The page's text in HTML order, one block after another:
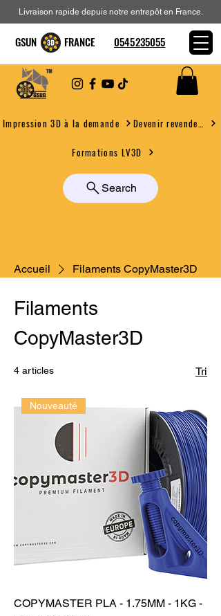
Impression 3D à la demande
Formations LV3D
Search
Livraison rapide depuis notre entrepôt en France.
GSUN FRANCE 0545235055
Accueil Filaments CopyMaster3D
Filaments
CopyMaster3D
4 articles Tri
Nouveauté
COPYMASTER PLA - 1.75MM - 1KG -